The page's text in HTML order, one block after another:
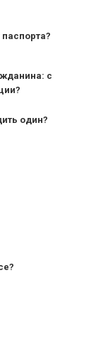
с
один?
от 10 лет и